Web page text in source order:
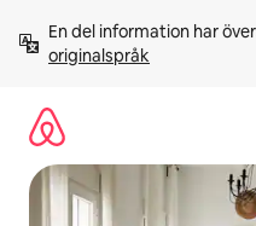
innehåll
En del information har
originalspråk